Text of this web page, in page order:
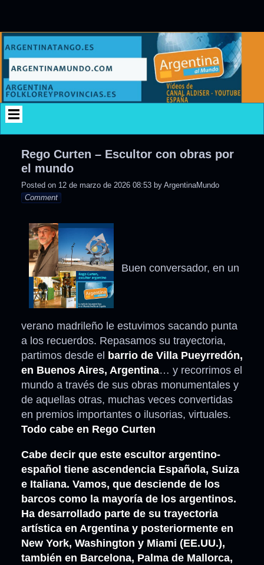
content
Rego Curten – Escultor con obras por
el mundo
Posted on 12 de marzo de 2026 08:53 by ArgentinaMundo
Comment
Buen conversador, en un
verano madrileño le estuvimos sacando punta
a los recuerdos. Repasamos su trayectoria,
partimos desde el barrio de Villa Pueyrredón,
en Buenos Aires, Argentina… y recorrimos el
mundo a través de sus obras monumentales y
de aquellas otras, muchas veces convertidas
en premios importantes o ilusorias, virtuales.
Todo cabe en Rego Curten
Cabe decir que este escultor argentino-
español tiene ascendencia Española, Suiza
e Italiana. Vamos, que desciende de los
barcos como la mayoría de los argentinos.
Ha desarrollado parte de su trayectoria
artística en Argentina y posteriormente en
New York, Washington y Miami (EE.UU.),
también en Barcelona, Palma de Mallorca,